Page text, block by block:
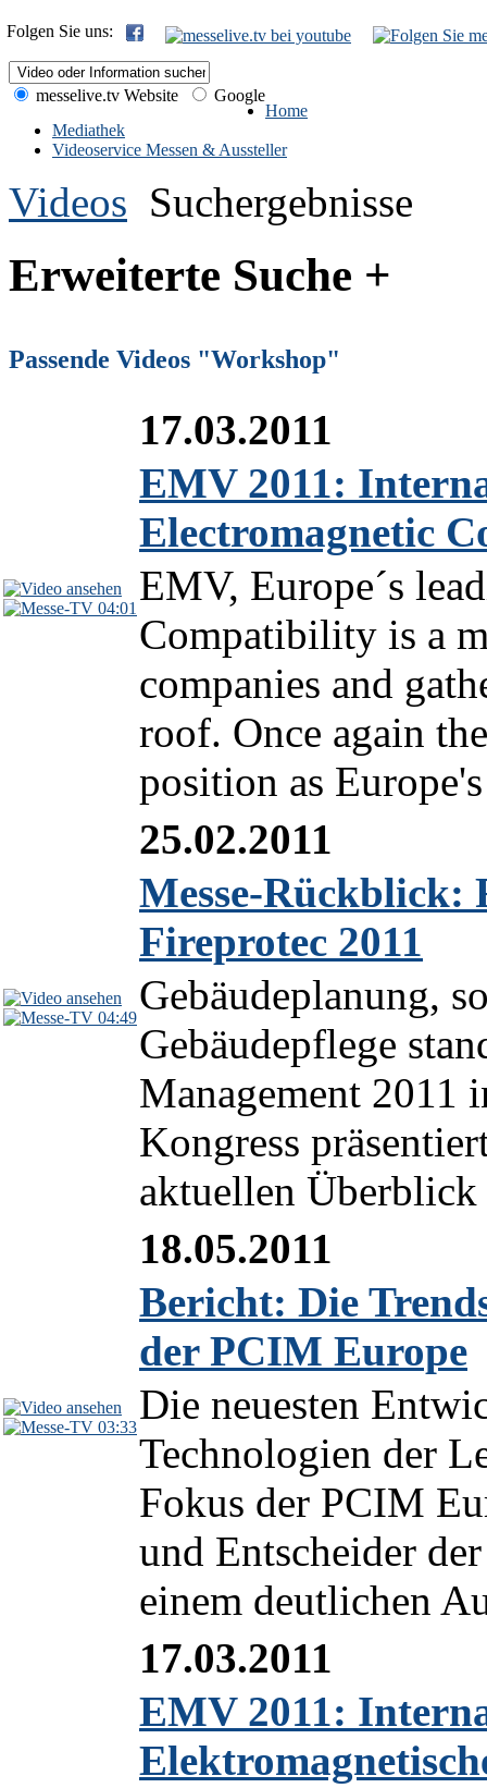
Folgen Sie uns:
messelive.tv Website
Google
Home
Mediathek
Videoservice Messen & Aussteller
Videos Suchergebnisse
Erweiterte Suche +
Passende Videos "Workshop"
04:01
17.03.2011
EMV 2011:
Electromagnetic
EMV, Europe´s
Compatibility is a
companies and
roof. Once again
position as
04:49
25.02.2011
Messe-Rückblick:
Fireprotec 2011
Gebäudeplanung,
Gebäudepflege
Management 2011
Kongress
aktuellen
03:33
18.05.2011
Bericht: Die
der PCIM Europe
Die neuesten
Technologien der
Fokus der PCIM
und Entscheider
einem deutlichen
17.03.2011
EMV 2011: